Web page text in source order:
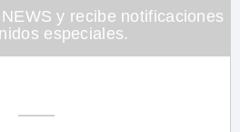
y recibe notificaciones
especiales.